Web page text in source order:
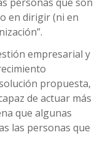
en dirigir (ni en
empresarial y
propuesta,
de actuar más
que algunas
las personas que